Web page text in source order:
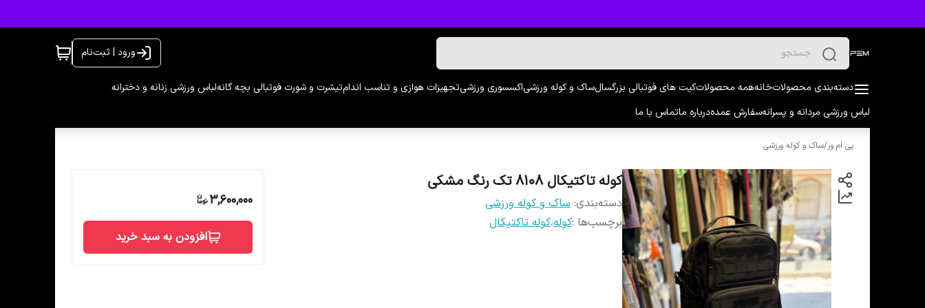
ورود | ثبت‌نام
دسته‌بندی محصولاتخانههمه محصولاتکیت های فوتبالی بزرگسالساک و کوله ورزشیاکسسوری ورزشیتجهیزات هوازی و تناسب اندامتیشرت و شورت فوتبالی بچه گانهلباس ورزشی زنانه و دخترانه
لباس ورزشی مردانه و پسرانهسفارش عمدهدرباره ماتماس با ما
پی ام ور/ساک و کوله ورزشی
کوله تاکتیکال 8108 تک رنگ مشکی
دسته‌بندی: ساک و کوله ورزشی
برچسب‌ها :کوله،کوله تاکتیکال
3,600,000
افزودن به سبد خرید